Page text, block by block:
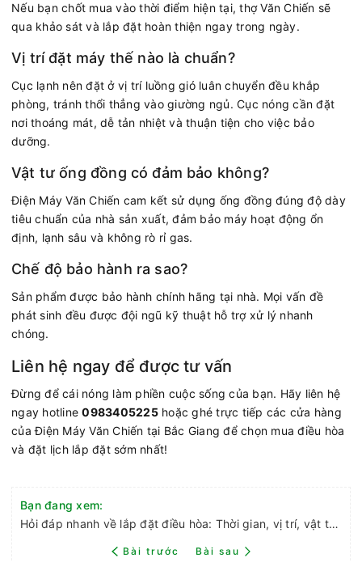
Nếu bạn chốt mua vào thời điểm hiện tại, thợ Văn Chiến sẽ
qua khảo sát và lắp đặt hoàn thiện ngay trong ngày.
Vị trí đặt máy thế nào là chuẩn?
Cục lạnh nên đặt ở vị trí luồng gió luân chuyển đều khắp
phòng, tránh thổi thẳng vào giường ngủ. Cục nóng cần đặt
nơi thoáng mát, dễ tản nhiệt và thuận tiện cho việc bảo
dưỡng.
Vật tư ống đồng có đảm bảo không?
Điện Máy Văn Chiến cam kết sử dụng ống đồng đúng độ dày
tiêu chuẩn của nhà sản xuất, đảm bảo máy hoạt động ổn
định, lạnh sâu và không rò rỉ gas.
Chế độ bảo hành ra sao?
Sản phẩm được bảo hành chính hãng tại nhà. Mọi vấn đề
phát sinh đều được đội ngũ kỹ thuật hỗ trợ xử lý nhanh
chóng.
Liên hệ ngay để được tư vấn
Đừng để cái nóng làm phiền cuộc sống của bạn. Hãy liên hệ
ngay hotline0983405225hoặc ghé trực tiếp các cửa hàng
của Điện Máy Văn Chiến tại Bắc Giang để chọn mua điều hòa
và đặt lịch lắp đặt sớm nhất!
Bạn đang xem:
Hỏi đáp nhanh về lắp đặt điều hòa: Thời gian, vị trí, vật tư và bảo hành tại Bắc Giang
Bài trước Bài sau